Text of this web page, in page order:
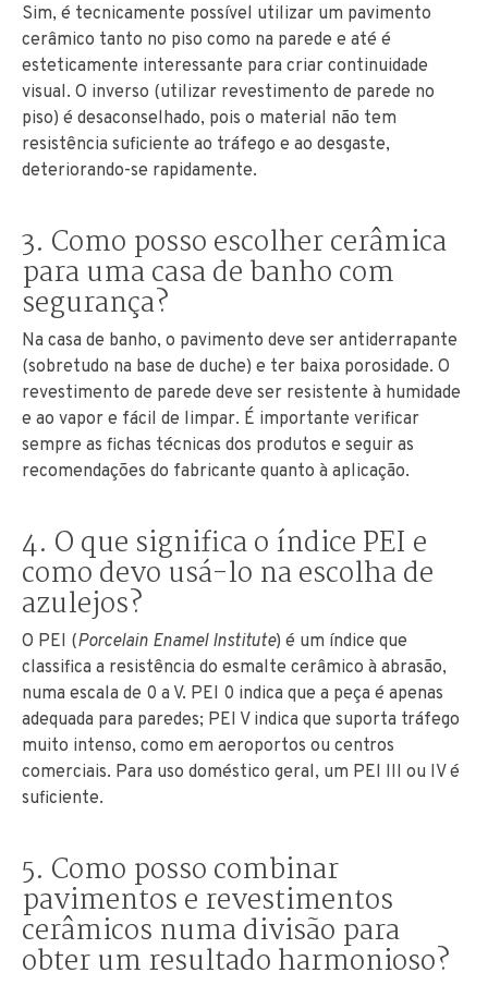
Sim, é tecnicamente possível utilizar um pavimento
cerâmico tanto no piso como na parede e até é
esteticamente interessante para criar continuidade
visual. O inverso (utilizar revestimento de parede no
piso) é desaconselhado, pois o material não tem
resistência suficiente ao tráfego e ao desgaste,
deteriorando-se rapidamente.
3. Como posso escolher cerâmica
para uma casa de banho com
segurança?
Na casa de banho, o pavimento deve ser antiderrapante
(sobretudo na base de duche) e ter baixa porosidade. O
revestimento de parede deve ser resistente à humidade
e ao vapor e fácil de limpar. É importante verificar
sempre as fichas técnicas dos produtos e seguir as
recomendações do fabricante quanto à aplicação.
4. O que significa o índice PEI e
como devo usá-lo na escolha de
azulejos?
O PEI (Porcelain Enamel Institute) é um índice que
classifica a resistência do esmalte cerâmico à abrasão,
numa escala de 0 a V. PEI 0 indica que a peça é apenas
adequada para paredes; PEI V indica que suporta tráfego
muito intenso, como em aeroportos ou centros
comerciais. Para uso doméstico geral, um PEI III ou IV é
suficiente.
5. Como posso combinar
pavimentos e revestimentos
cerâmicos numa divisão para
obter um resultado harmonioso?